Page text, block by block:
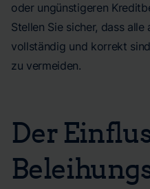
oder ungünstigeren
Stellen Sie sicher, dass
vollständig und korrekt
zu vermeiden.
Der